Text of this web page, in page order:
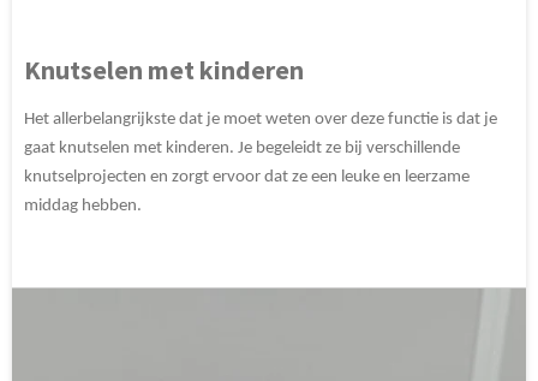
Knutselen met kinderen
Het allerbelangrijkste dat je moet weten over deze functie is dat je
gaat knutselen met kinderen. Je begeleidt ze bij verschillende
knutselprojecten en zorgt ervoor dat ze een leuke en leerzame
middag hebben.